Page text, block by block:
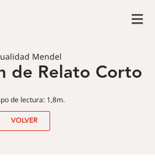
Actividades
Mendel
de Relato Corto
de lectura: 1,8m.
VOLVER